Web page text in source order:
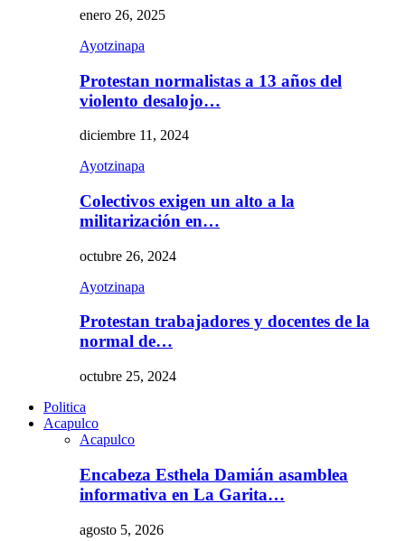
enero 26, 2025
Ayotzinapa
Protestan normalistas a 13 años del
violento desalojo…
diciembre 11, 2024
Ayotzinapa
Colectivos exigen un alto a la
militarización en…
octubre 26, 2024
Ayotzinapa
Protestan trabajadores y docentes de la
normal de…
octubre 25, 2024
Politica
Acapulco
Acapulco
Encabeza Esthela Damián asamblea
informativa en La Garita…
agosto 5, 2026